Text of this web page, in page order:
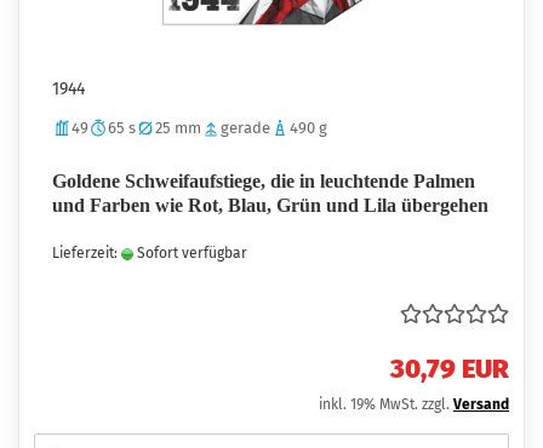
1944
49 65 s 25 mm gerade 490 g
Goldene Schweifaufstiege, die in leuchtende Palmen
und Farben wie Rot, Blau, Grün und Lila übergehen
Lieferzeit: Sofort verfügbar
30,79 EUR
inkl. 19% MwSt. zzgl. Versand